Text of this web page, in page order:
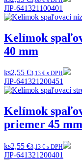
JIP-641321100401
Kelímok
40 mm
ks2,55 €3,13 € s DPH
JIP-641321200451
Kelímok
priemer 45 mm
ks2,55 €3,13 € s DPH
JIP-641321200401